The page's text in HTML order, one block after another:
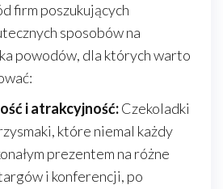
firm poszukujących
sposobów na
powodów, dla których warto
i atrakcyjność:Czekoladki
które niemal każdy
prezentem na różne
i konferencji, po